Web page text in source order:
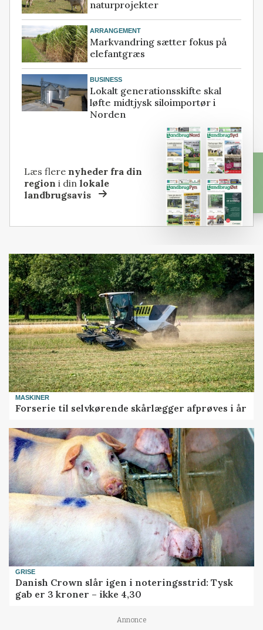
naturprojekter
ARRANGEMENT
Markvandring sætter fokus på
elefantgræs
BUSINESS
Lokalt generationsskifte skal
løfte midtjysk siloimportør i
Norden
Læs flere nyheder fra din
region i dinlokale
landbrugsavis
MASKINER
Forserie til selvkørende skårlægger afprøves i år
GRISE
Danish Crown slår igen i noteringsstrid: Tysk
gab er 3 kroner – ikke 4,30
Annonce